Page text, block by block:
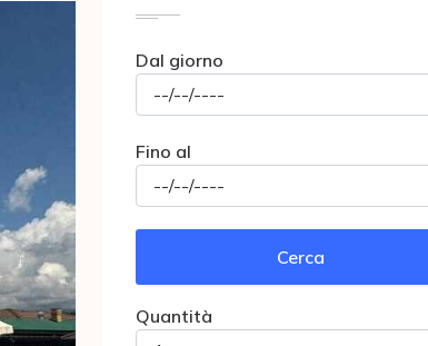
Dal giorno
Fino al
Cerca
Quantità